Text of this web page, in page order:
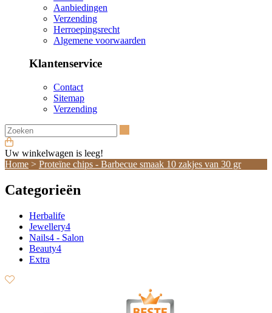
Aanbiedingen
Verzending
Herroepingsrecht
Algemene voorwaarden
Klantenservice
Contact
Sitemap
Verzending
Uw winkelwagen is leeg!
Home > Proteïne chips - Barbecue smaak 10 zakjes van 30 gr
Categorieën
Herbalife
Jewellery4
Nails4 - Salon
Beauty4
Extra